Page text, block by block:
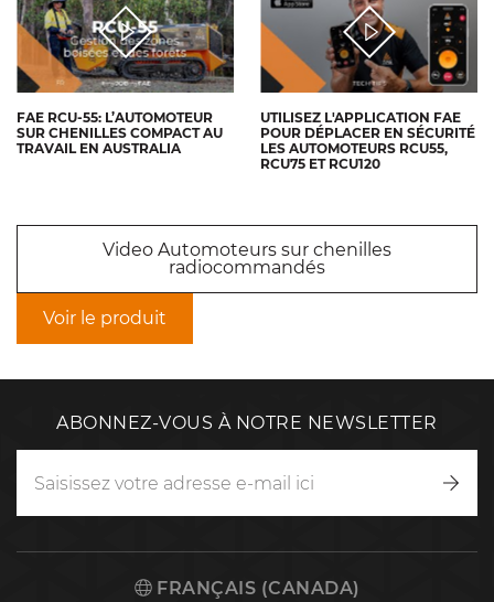
FAE RCU-55: L’AUTOMOTEUR
SUR CHENILLES COMPACT AU
TRAVAIL EN AUSTRALIA
UTILISEZ L'APPLICATION FAE
POUR DÉPLACER EN SÉCURITÉ
LES AUTOMOTEURS RCU55,
RCU75 ET RCU120
Video Automoteurs sur chenilles
radiocommandés
Voir le produit
ABONNEZ-VOUS À NOTRE NEWSLETTER
FRANÇAIS (CANADA)